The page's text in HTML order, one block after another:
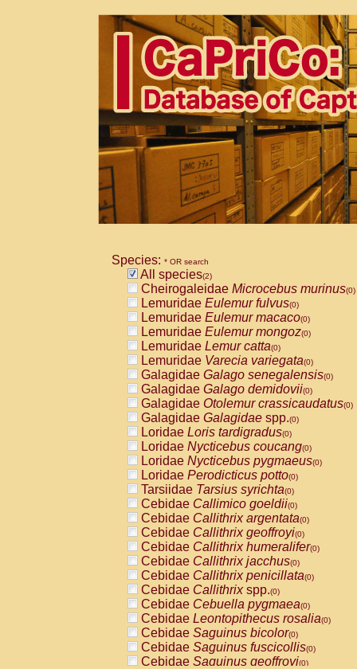
Species: * OR search
All species(2)
Cheirogaleidae Microcebus murinus(0)
Lemuridae Eulemur fulvus(0)
Lemuridae Eulemur macaco(0)
Lemuridae Eulemur mongoz(0)
Lemuridae Lemur catta(0)
Lemuridae Varecia variegata(0)
Galagidae Galago senegalensis(0)
Galagidae Galago demidovii(0)
Galagidae Otolemur crassicaudatus(0)
Galagidae Galagidae spp.(0)
Loridae Loris tardigradus(0)
Loridae Nycticebus coucang(0)
Loridae Nycticebus pygmaeus(0)
Loridae Perodicticus potto(0)
Tarsiidae Tarsius syrichta(0)
Cebidae Callimico goeldii(0)
Cebidae Callithrix argentata(0)
Cebidae Callithrix geoffroyi(0)
Cebidae Callithrix humeralifer(0)
Cebidae Callithrix jacchus(0)
Cebidae Callithrix penicillata(0)
Cebidae Callithrixspp.(0)
Cebidae Cebuella pygmaea(0)
Cebidae Leontopithecus rosalia(0)
Cebidae Saguinus bicolor(0)
Cebidae Saguinus fuscicollis(0)
Cebidae Saguinus geoffroyi(0)